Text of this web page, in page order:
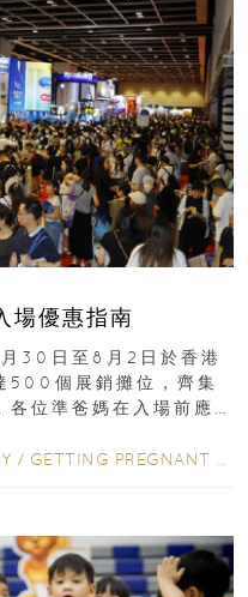
場優惠指南
30日至8月2日於香港
500個展銷攤位，齊集
各位準爸媽在入場前應
/ GETTING PREGNANT